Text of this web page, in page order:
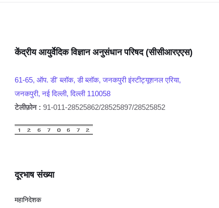
केंद्रीय आयुर्वेदिक विज्ञान अनुसंधान परिषद (सीसीआरएएस)
61-65, ऑप. डी' ब्लॉक, डी ब्लॉक, जनकपुरी इंस्टीट्यूशनल एरिया,
जनकपुरी, नई दिल्ली, दिल्ली 110058
टेलीफ़ोन : 91-011-28525862/28525897/28525852
दूरभाष संख्या
महानिदेशक